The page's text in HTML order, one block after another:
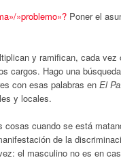
»problemo»? Poner el
y ramifican, cada vez
cargos. Hago una
con esas palabras en El
y locales.
cuando se está
de la
el masculino no es en